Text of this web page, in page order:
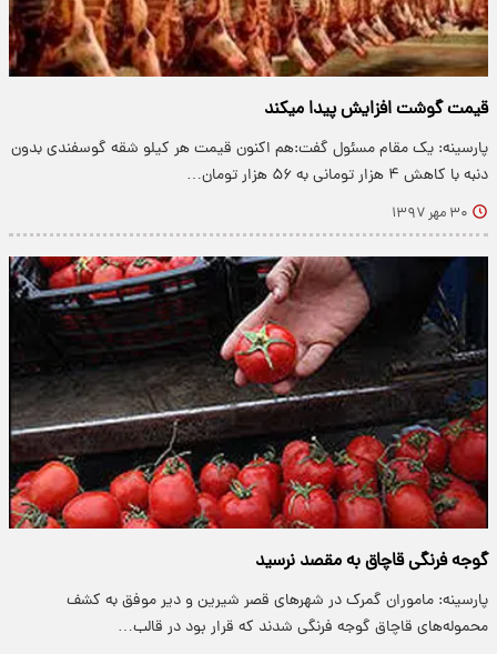
قیمت گوشت افزایش پیدا میکند
پارسینه: یک مقام مسئول گفت:هم اکنون قیمت هر کیلو شقه گوسفندی بدون
دنبه با کاهش ۴ هزار تومانی به ۵۶ هزار تومان…
۳۰ مهر ۱۳۹۷
گوجه فرنگی قاچاق به مقصد نرسید
پارسینه: ماموران گمرک در شهر‌های قصر شیرین و دیر موفق به کشف
محموله‌های قاچاق گوجه فرنگی شدند که قرار بود در قالب…